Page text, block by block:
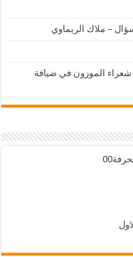
– ملاك الريماوي
شعراء الموزون في ضيافة